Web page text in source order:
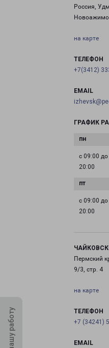
Россия,
на карте
ТЕЛЕФОН
+7(3412)
EMAIL
ГРАФИК
с 09:00 до
20:00
с 09:00 до
20:00
Пермский
9/3, стр. 4
на карте
ТЕЛЕФОН
+7 (34241)
EMAIL